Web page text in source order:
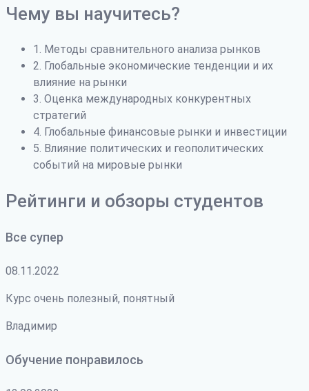
Чему вы научитесь?
1. Методы сравнительного анализа рынков
2. Глобальные экономические тенденции и их
влияние на рынки
3. Оценка международных конкурентных
стратегий
4. Глобальные финансовые рынки и инвестиции
5. Влияние политических и геополитических
событий на мировые рынки
Рейтинги и обзоры студентов
Все супер
08.11.2022
Курс очень полезный, понятный
Владимир
Обучение понравилось